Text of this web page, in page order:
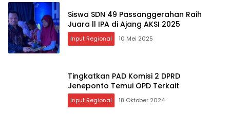
Siswa SDN 49 Passanggerahan Raih
Juara ll IPA di Ajang AKSI 2025
Input Regional 10 Mei 2025
Tingkatkan PAD Komisi 2 DPRD
Jeneponto Temui OPD Terkait
Input Regional 18 Oktober 2024